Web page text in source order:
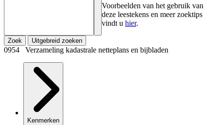
Voorbeelden van het gebruik van
deze leestekens en meer zoektips
vindt u hier.
Zoek Uitgebreid zoeken
0954 Verzameling kadastrale netteplans en bijbladen
Kenmerken